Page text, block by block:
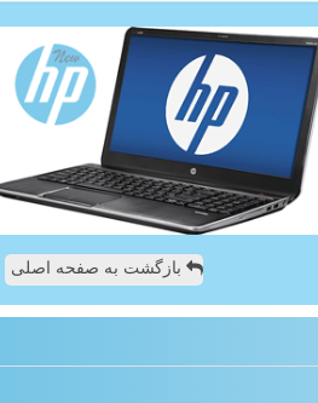
بازگشت به صفحه اصلی